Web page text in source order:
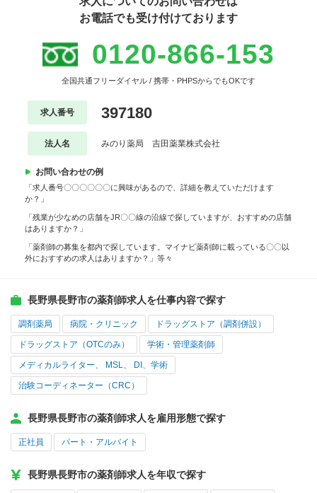
お電話でも受け付けております
0120-866-153
全国共通フリーダイヤル / 携帯・PHPSからでもOKです
求人番号 397180
法人名 みのり薬局 吉田薬業株式会社
お問い合わせの例
「求人番号〇〇〇〇〇〇に興味があるので、詳細を教えていただけます
か？」
「残業が少なめの店舗をJR〇〇線の沿線で探していますが、おすすめの店舗
はありますか？」
「薬剤師の募集を都内で探しています。マイナビ薬剤師に載っている〇〇以
外におすすめの求人はありますか？」等々
長野県長野市の薬剤師求人を仕事内容で探す
調剤薬局 病院・クリニック ドラッグストア（調剤併設）
ドラッグストア（OTCのみ） 学術・管理薬剤師
メディカルライター、 MSL、 DI、学術
治験コーディネーター（CRC）
長野県長野市の薬剤師求人を雇用形態で探す
正社員 パート・アルバイト
長野県長野市の薬剤師求人を年収で探す